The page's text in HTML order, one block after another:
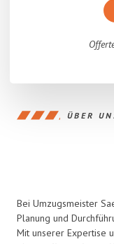
ÜBER
Bei Umzugsmeister
Planung und
Mit unserer Expertise